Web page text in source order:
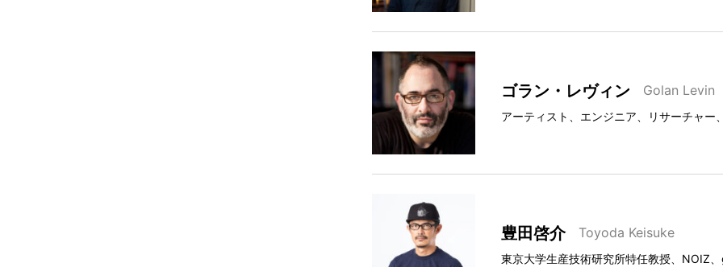
ゴラン・レヴィン Golan Levin
アーティスト、エンジニア、リサーチャー
豊田啓介 Toyoda Keisuke
東京大学生産技術研究所特任教授、NOIZ